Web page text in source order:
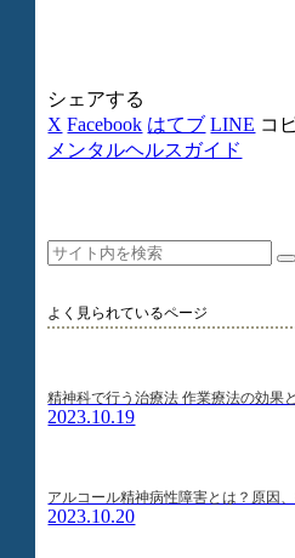
シェアする
X Facebook はてブ LINE コ
メンタルヘルスガイド
よく見られているページ
精神科で行う治療法 作業療法の効果
2023.10.19
アルコール精神病性障害とは？原因
2023.10.20